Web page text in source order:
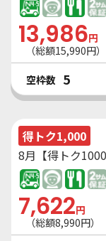
13,986円
（総額15,990円）
空枠数 5
得トク1,000
8月【得トク
7,622円
（総額8,990円）